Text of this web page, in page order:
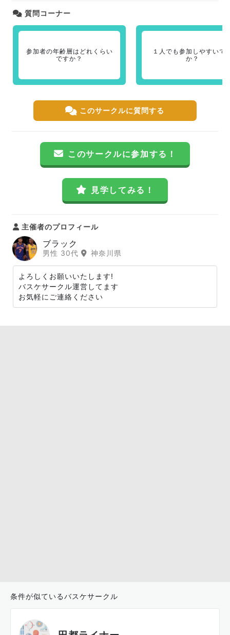
質問コーナー
参加者の年齢層はどれくらい
ですか？
１人でも参加しやすいで
か？
このサークルに質問する
このサークルに参加する！
見学してみる！
主催者のプロフィール
ブラック
男性 30代 神奈川県
よろしくお願いいたします!
バスケサークル運営してます
お気軽にご連絡ください
条件が似ているバスケサークル